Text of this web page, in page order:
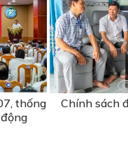
thống
Chính sách